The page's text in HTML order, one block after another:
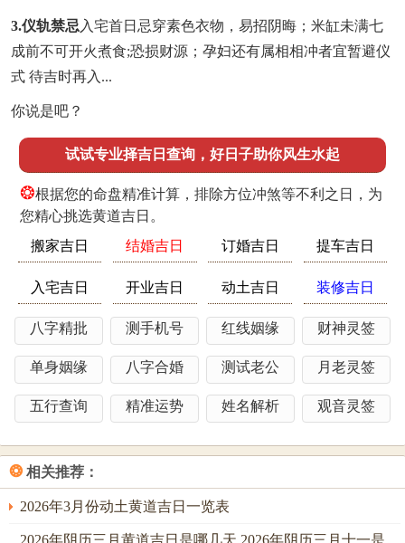
3.仪轨禁忌 入宅首日忌穿素色衣物，易招阴晦；米缸未满七
成前不可开火煮食;恐损财源；孕妇还有属相相冲者宜暂避仪
式 待吉时再入...
你说是吧？
试试专业择吉日查询，好日子助你风生水起
❂根据您的命盘精准计算，排除方位冲煞等不利之日，为
您精心挑选黄道吉日。
搬家吉日
结婚吉日 订婚吉日 提车吉日
入宅吉日 开业吉日 动土吉日 装修吉日
八字精批 测手机号 红线姻缘 财神灵签
单身姻缘 八字合婚 测试老公 月老灵签
五行查询 精准运势 姓名解析 观音灵签
❂ 相关推荐：
2026年3月份动土黄道吉日一览表